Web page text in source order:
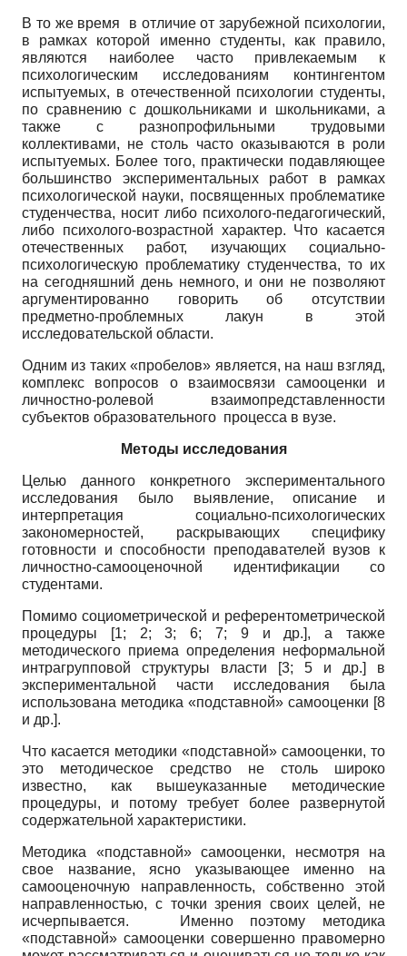
В то же время в отличие от зарубежной психологии,
в рамках которой именно студенты, как правило,
являются наиболее часто привлекаемым к
психологическим исследованиям контингентом
испытуемых, в отечественной психологии студенты,
по сравнению с дошкольниками и школьниками, а
также с разнопрофильными трудовыми
коллективами, не столь часто оказываются в роли
испытуемых. Более того, практически подавляющее
большинство экспериментальных работ в рамках
психологической науки, посвященных проблематике
студенчества, носит либо психолого-педагогический,
либо психолого-возрастной характер. Что касается
отечественных работ, изучающих социально-
психологическую проблематику студенчества, то их
на сегодняшний день немного, и они не позволяют
аргументированно говорить об отсутствии
предметно-проблемных лакун в этой
исследовательской области.
Одним из таких «пробелов» является, на наш взгляд,
комплекс вопросов о взаимосвязи самооценки и
личностно-ролевой взаимопредставленности
субъектов образовательного процесса в вузе.
Методы исследования
Целью данного конкретного экспериментального
исследования было выявление, описание и
интерпретация социально-психологических
закономерностей, раскрывающих специфику
готовности и способности преподавателей вузов к
личностно-самооценочной идентификации со
студентами.
Помимо социометрической и референтометрической
процедуры [1; 2; 3; 6; 7; 9 и др.], а также
методического приема определения неформальной
интрагрупповой структуры власти [3; 5 и др.] в
экспериментальной части исследования была
использована методика «подставной» самооценки [8
и др.].
Что касается методики «подставной» самооценки, то
это методическое средство не столь широко
известно, как вышеуказанные методические
процедуры, и потому требует более развернутой
содержательной характеристики.
Методика «подставной» самооценки, несмотря на
свое название, ясно указывающее именно на
самооценочную направленность, собственно этой
направленностью, с точки зрения своих целей, не
исчерпывается. Именно поэтому методика
«подставной» самооценки совершенно правомерно